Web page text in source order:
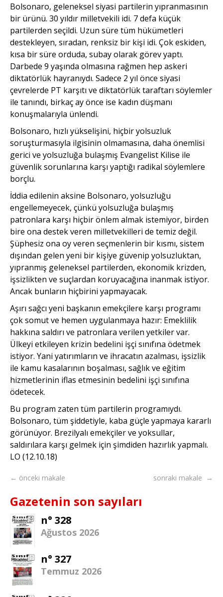
Bolsonaro, geleneksel siyasi partilerin yıpranmasının
bir ürünü. 30 yıldır milletvekili idi. 7 defa küçük
partilerden seçildi. Uzun süre tüm hükümetleri
destekleyen, sıradan, renksiz bir kişi idi. Çok eskiden,
kısa bir süre orduda, subay olarak görev yaptı.
Darbede 9 yaşında olmasına rağmen hep askeri
diktatörlük hayranıydı. Sadece 2 yıl önce siyasi
çevrelerde PT karşıtı ve diktatörlük taraftarı söylemler
ile tanındı, birkaç ay önce ise kadın düşmanı
konuşmalarıyla ünlendi.
Bolsonaro, hızlı yükselişini, hiçbir yolsuzluk
soruşturmasıyla ilgisinin olmamasına, daha önemlisi
gerici ve yolsuzluğa bulaşmış Evangelist Kilise ile
güvenlik sorunlarına karşı yaptığı radikal söylemlere
borçlu.
İddia edilenin aksine Bolsonaro, yolsuzluğu
engellemeyecek, çünkü yolsuzluğa bulaşmış
patronlara karşı hiçbir önlem almak istemiyor, birden
bire ona destek veren milletvekilleri de temiz değil.
Şüphesiz ona oy veren seçmenlerin bir kısmı, sistem
dışından gelen yeni bir kişiye güvenip yolsuzluktan,
yıpranmış geleneksel partilerden, ekonomik krizden,
işsizlikten ve suçlardan koruyacağına inanmak istiyor.
Ancak bunların hiçbirini yapmayacak.
Aşırı sağcı yeni başkanın emekçilere karşı programı
çok somut ve hemen uygulanmaya hazır: Emeklilik
hakkına saldırı ve patronlara verilen yetkiler var.
Ülkeyi etkileyen krizin bedelini işçi sınıfına ödetmek
istiyor. Yani yatırımların ve ihracatın azalması, işsizlik
ile kamu kasalarının boşalması, sağlık ve eğitim
hizmetlerinin iflas etmesinin bedelini işçi sınıfına
ödetecek.
Bu program zaten tüm partilerin programıydı.
Bolsonaro, tüm şiddetiyle, kaba güçle yapmaya kararlı
görünüyor. Brezilyalı emekçiler ve yoksullar,
saldırılara karşı gelmek için şimdiden hazırlık yapmalı.
LO (12.10.18)
← önceki makale sonraki makale →
Gazetenin son sayıları
n° 328
Ağustos 2026
n° 327
Temmuz 2026